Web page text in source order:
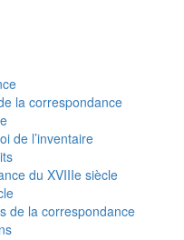
la correspondance
de l’inventaire
du XVIIIe siècle
de la correspondance